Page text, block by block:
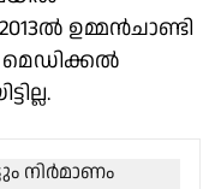
ഉമ്മൻചാണ്ടി
മെഡിക്കൽ